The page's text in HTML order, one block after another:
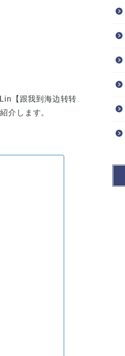
【跟我到海边转转
介します。